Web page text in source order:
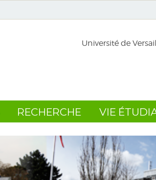
Université de
RECHERCHE VIE